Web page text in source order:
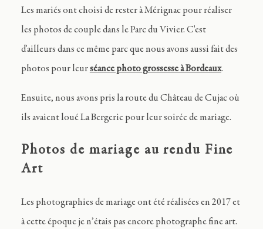
Les mariés ont choisi de rester à Mérignac pour réaliser
les photos de couple dans le Parc du Vivier. C'est
d'ailleurs dans ce même parc que nous avons aussi fait des
photos pour leurséance photo grossesse à Bordeaux.
Ensuite, nous avons pris la route du Château de Cujac où
ils avaient loué La Bergerie pour leur soirée de mariage.
Photos de mariage au rendu Fine
Art
Les photographies de mariage ont été réalisées en 2017 et
à cette époque je n’étais pas encore photographe fine art.